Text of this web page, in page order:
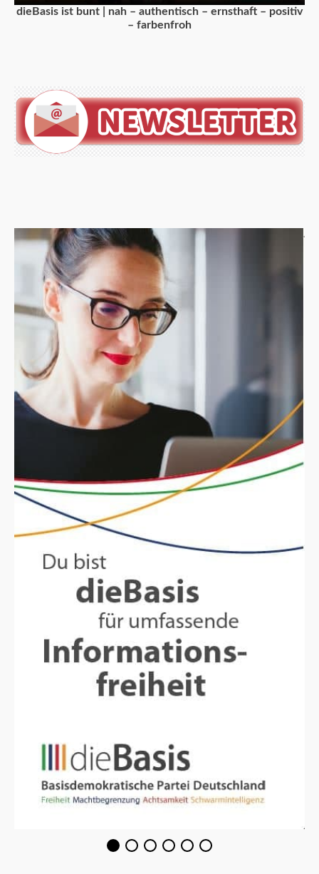
dieBasis ist bunt | nah – authentisch – ernsthaft – positiv
– farbenfroh